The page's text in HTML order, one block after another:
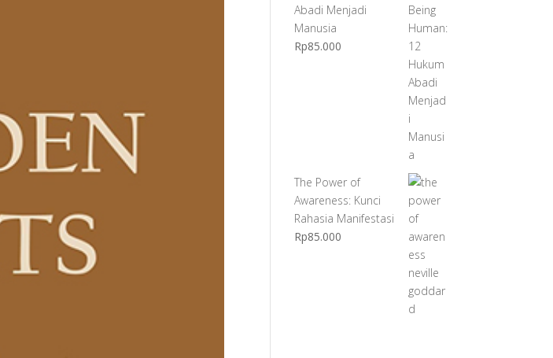
Abadi Menjadi
Manusia
Rp85.000
The Power of
Awareness: Kunci
Rahasia Manifestasi
Rp85.000